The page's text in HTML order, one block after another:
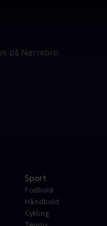
på Nørrebro.
Sport
Fodbold
Håndbold
Cykling